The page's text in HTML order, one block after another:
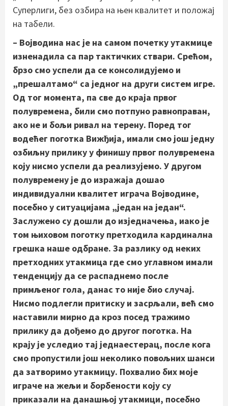
Суперлиги, без озбира на њен квалитет и положај
на табели.
– Војводина нас је на самом почетку утакмице
изненадила са пар тактичких ствари. Срећом,
брзо смо успели да се консолидујемо и
„прешалтамо“ са једног на други систем игре.
Од тог момента, па све до краја првог
полувремена, били смо потпуно равноправан,
ако не и бољи ривал на терену. Поред тог
водећег поготка Вижђија, имали смо још једну
озбиљну прилику у финишу првог полувремена
коју нисмо успели да реализујемо. У другом
полувремену је до изражаја дошао
индивидуални квалитет играча Војводине,
посебно у ситуацијама „један на један“.
Заслужено су дошли до изједначења, иако је
том њиховом поготку претходила кардинална
грешка наше одбране. За разлику од неких
претходних утакмица где смо углавном имали
тенденцију да се распаднемо после
примљеног гола, данас то није био случај.
Нисмо подлегли притиску и засрљали, већ смо
наставили мирно да кроз посед тражимо
прилику да дођемо до другог поготка. На
крају је уследио тај једнаестерац, после кога
смо пропустили још неколико повољних шанси
да затворимо утакмицу. Похвалио бих моје
играче на жељи и борбености коју су
приказали на данашњој утакмици, посебно